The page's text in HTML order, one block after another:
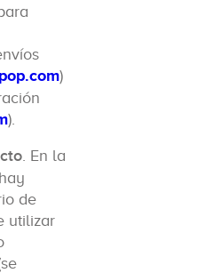
)
).
. En la
de
utilizar